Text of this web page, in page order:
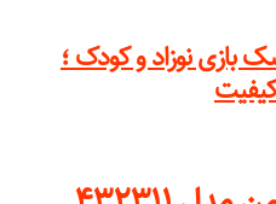
بازی نوزاد و کودک ؛